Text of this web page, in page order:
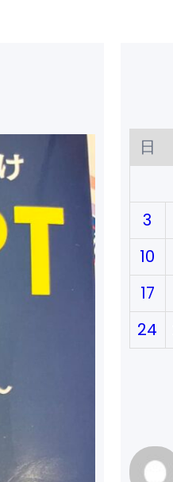
日
3
10
17
24